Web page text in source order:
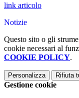
link articolo
Notizie
Questo sito o gli
cookie necessari al
COOKIE POLICY.
Personalizza Rifiuta
Gestione cookie